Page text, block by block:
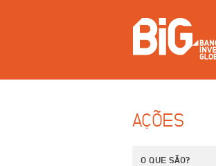
AÇÕES
O QUE SÃO?